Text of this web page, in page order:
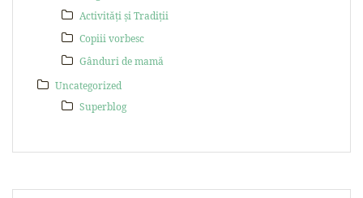
Activități și Tradiții
Copiii vorbesc
Gânduri de mamă
Uncategorized
Superblog